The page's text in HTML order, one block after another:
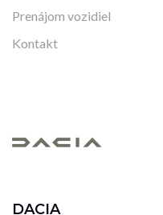
Prenájom vozidiel
Kontakt
DACIA